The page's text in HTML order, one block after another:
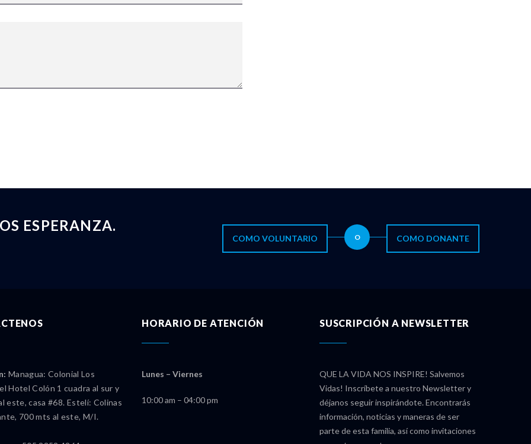
ESPERANZA.
COMO VOLUNTARIO O COMO DONANTE
Managua: Colonial Los
Hotel Colón 1 cuadra al sur y
este, casa #68. Estelí: Colinas
700 mts al este, M/I.
HORARIO DE ATENCIÓN
Lunes – Viernes
10:00 am – 04:00 pm
SUSCRIPCIÓN A NEWSLETTER
QUE LA VIDA NOS INSPIRE! Salvemos
Vidas! Inscríbete a nuestro Newsletter y
déjanos seguir inspirándote. Encontrarás
información, noticias y maneras de ser
parte de esta familia, así como invitaciones